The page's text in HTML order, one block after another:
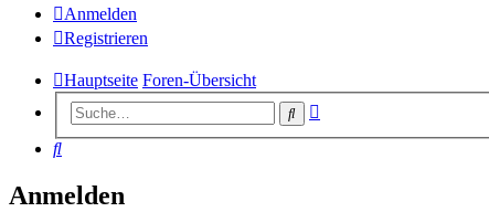
Anmelden
Registrieren
Hauptseite Foren-Übersicht
Suche
Suche
Anmelden